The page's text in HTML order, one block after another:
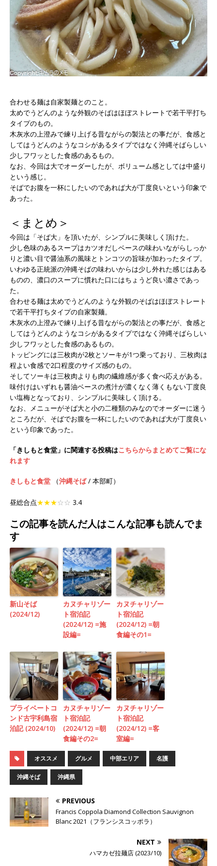
合わせる麺は自家製麺とのこと。
太めでうどんのような外観のそばはほぼストレートで若干平打ち
タイプのもの。
木灰水の上澄みで練り上げる昔ながらの製法との事だが、食感と
してはうどんのようなコシがあるタイプではなく沖縄そばらしい
少しフワッとした食感のあるもの。
なお、今回は大でオーダーしたが、ボリューム感としては中盛り
という感じ。
そばでお腹を一杯にしたいのであれば大が丁度良いという印象で
あった。
＜まとめ＞
今回は「そば大」を頂いたが、シンプルに美味しく頂けた。
少し色味のあるスープはカツオだしベースの味わいながらしっか
りと濃い目で醤油系の風味とトンコツの旨味が加わったタイプ。
いわゆる正統派の沖縄そばの味わいからは少し外れた感じはある
ものの、濃口のスープに慣れた口にはちょうど良い濃さであっ
た。
合わせる麺は太めでうどんのような外観のそばはほぼストレート
で若干平打ちタイプの自家製麺。
木灰水の上澄みで練り上げる昔ながらの製法との事だが、食感と
してはうどんのようなコシがあるタイプではなく沖縄そばらしい
少しフワッとした食感のあるもの。
トッピングには三枚肉が2枚とソーキが1つ乗っており、三枚肉は
程よい食感で2口程度のサイズ感のもの。
そしてソーキは三枚肉よりも肉の繊維感が多く食べ応えがある。
味付けはいずれも醤油ベースの煮汁が濃くなく薄くもない丁度良
い塩梅となっており、シンプルに美味しく頂ける。
なお、メニューがそば大と小の二種類のみなのでオーダーに迷う
ところだが、そばでお腹を一杯にしたいのであれば大が丁度良い
という印象であった。
「きしもと食堂」に関連する投稿はこちらからまとめてご覧にな
れます
きしもと食堂 （沖縄そば/ 本部町）
昼総合点★★★☆☆ 3.4
この記事を読んだ人はこんな記事も読んでま
す
新山そば
(2024/12)
カヌチャリゾー
ト宿泊記
(2024/12) =施
設編=
カヌチャリゾー
ト宿泊記
(2024/12) =朝
食編その1=
プライベートコ
ンド古宇利島宿
泊記 (2024/10)
カヌチャリゾー
ト宿泊記
(2024/12) =朝
食編その2=
カヌチャリゾー
ト宿泊記
(2024/12) =客
室編=
オススメ グルメ 中部エリア 名護
沖縄そば 沖縄県
PREVIOUS
Francis Coppola Diamond Collection Sauvignon
Blanc 2021（フランシスコッポラ）
NEXT
ハマカゼ拉麺店 (2023/10)